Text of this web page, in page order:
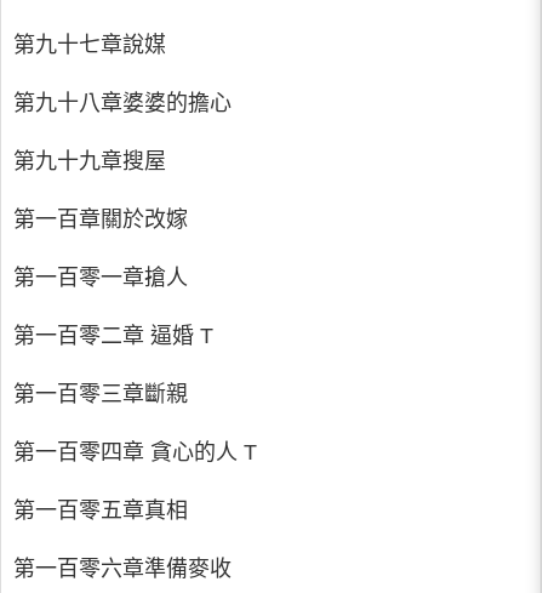
第九十七章說媒
第九十八章婆婆的擔心
第九十九章搜屋
第一百章關於改嫁
第一百零一章搶人
第一百零二章 逼婚 T
第一百零三章斷親
第一百零四章 貪心的人 T
第一百零五章真相
第一百零六章準備麥收